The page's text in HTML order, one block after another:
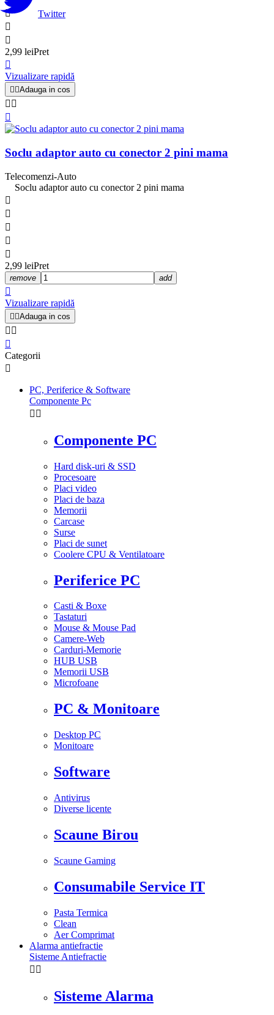



2,99 leiPret

Vizualizare rapidă
 Adauga in cos
 

Soclu adaptor auto cu conector 2 pini mama
Telecomenzi-Auto
Soclu adaptor auto cu conector 2 pini mama





2,99 leiPret
remove add

Vizualizare rapidă
 Adauga in cos
 

Categorii

PC, Periferice & Software
Componente Pc
 
Componente PC
Hard disk-uri & SSD
Procesoare
Placi video
Placi de baza
Memorii
Carcase
Surse
Placi de sunet
Coolere CPU & Ventilatoare
Periferice PC
Casti & Boxe
Tastaturi
Mouse & Mouse Pad
Camere-Web
Carduri-Memorie
HUB USB
Memorii USB
Microfoane
PC & Monitoare
Desktop PC
Monitoare
Software
Antivirus
Diverse licente
Scaune Birou
Scaune Gaming
Consumabile Service IT
Pasta Termica
Clean
Aer Comprimat
Alarma antiefractie
Sisteme Antiefractie
 
Sisteme Alarma
Twitter